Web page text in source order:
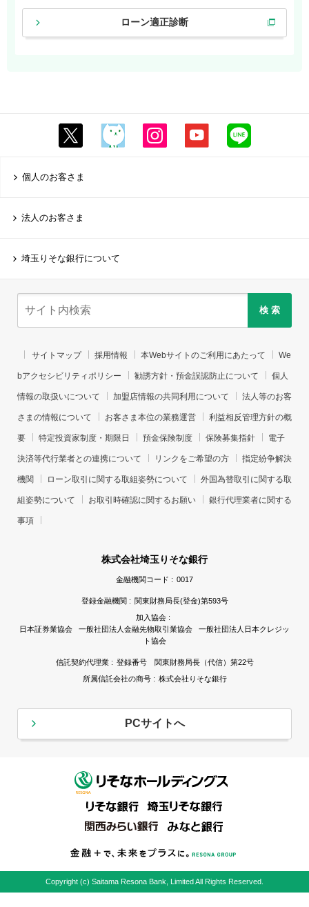
ローン適正診断
個人のお客さま
法人のお客さま
埼玉りそな銀行について
検 索
サイトマップ 採用情報 本Webサイトのご利用にあたって We
bアクセシビリティポリシー 勧誘方針・預金誤認防止について 個人
情報の取扱いについて 加盟店情報の共同利用について 法人等のお客
さまの情報について お客さま本位の業務運営 利益相反管理方針の概
要 特定投資家制度・期限日 預金保険制度 保険募集指針 電子
決済等代行業者との連携について リンクをご希望の方 指定紛争解決
機関 ローン取引に関する取組姿勢について 外国為替取引に関する取
組姿勢について お取引時確認に関するお願い 銀行代理業者に関する
事項
株式会社埼玉りそな銀行
金融機関コード : 0017
登録金融機関 : 関東財務局長(登金)第593号
加入協会 :
日本証券業協会 一般社団法人金融先物取引業協会 一般社団法人日本クレジッ
ト協会
信託契約代理業 : 登録番号 関東財務局長（代信）第22号
所属信託会社の商号 : 株式会社りそな銀行
PCサイトへ
Copyright (c) Saitama Resona Bank, Limited All Rights Reserved.